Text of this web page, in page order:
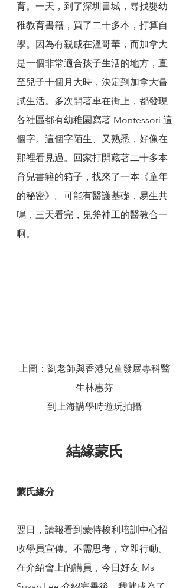
育。一天，到了深圳書城，尋找嬰幼
稚教育書籍，買了二十多本，打算自
學。因為有親戚在溫哥華，而加拿大
是一個非常適合孩子生活的地方，直
至兒子十個月大時，決定到加拿大嘗
試生活。多次開著車在街上，都發現
各社區都有幼稚園寫著 Montessori 這
個字。這個字陌生、又熟悉，好像在
那裡看見過。回家打開藏著二十多本
育兒書籍的箱子，找來了一本《童年
的秘密》。可能有醫護基礎，易生共
鳴，三天看完，鬼斧神工的醫教合一
啊。
上圖：劉老師與香港兒童發展專科醫
生林惠芬
到上海講學時遊玩拍攝
結緣蒙氏
蒙氏緣分
翌日，讀報看到蒙特梭利培訓中心招
收學員宣傳。不需思考，立即行動。
在介紹會上的講員，今日好友 Ms